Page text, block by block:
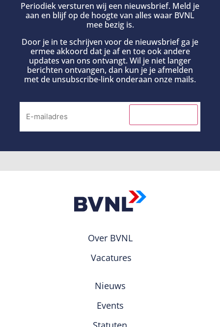
Periodiek versturen wij een nieuwsbrief. Meld je
aan en blijf op de hoogte van alles waar BVNL
mee bezig is.
Door je in te schrijven voor de nieuwsbrief ga je
ermee akkoord dat je af en toe ook andere
updates van ons ontvangt. Wil je niet langer
berichten ontvangen, dan kun je je afmelden
met de unsubscribe-link onderaan onze mails.
Over BVNL
Vacatures
Nieuws
Events